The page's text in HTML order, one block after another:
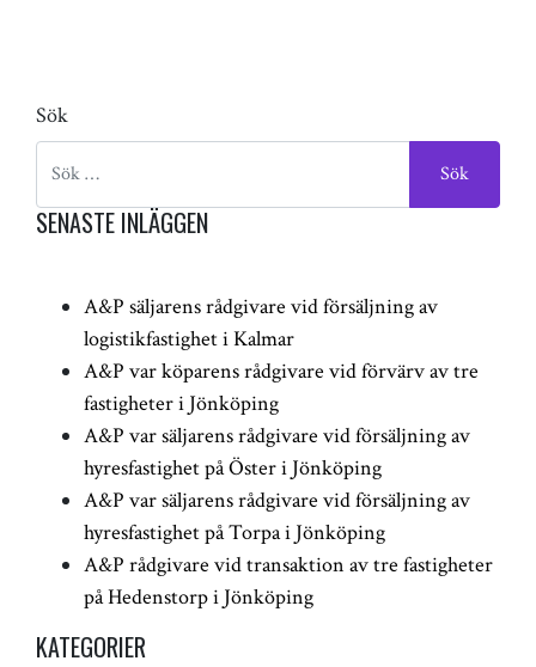
Sök
SENASTE INLÄGGEN
A&P säljarens rådgivare vid försäljning av
logistikfastighet i Kalmar
A&P var köparens rådgivare vid förvärv av tre
fastigheter i Jönköping
A&P var säljarens rådgivare vid försäljning av
hyresfastighet på Öster i Jönköping
A&P var säljarens rådgivare vid försäljning av
hyresfastighet på Torpa i Jönköping
A&P rådgivare vid transaktion av tre fastigheter
på Hedenstorp i Jönköping
KATEGORIER